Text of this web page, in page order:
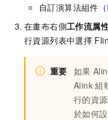
自訂演算法組件（
在畫布右側工作流属
行資源列表中選擇
重要 如果
Alink 組
行的資
於如何